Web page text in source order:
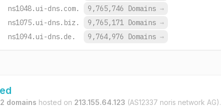
ns1048.ui-dns.com.
9,765,746 Domains →
ns1075.ui-dns.biz.
9,765,171 Domains →
ns1094.ui-dns.de.
9,764,976 Domains →
domains hosted on 213.155.64.123 (AS12337 noris network AG).